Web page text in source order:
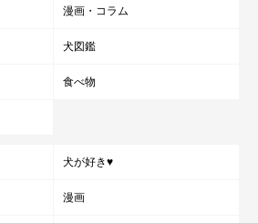
漫画・コラム
犬図鑑
食べ物
犬が好き♥
漫画